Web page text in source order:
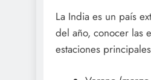
La India es un país
del año, conocer las
estaciones